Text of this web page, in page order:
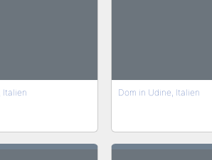
Italien Dom in Udine, Italien